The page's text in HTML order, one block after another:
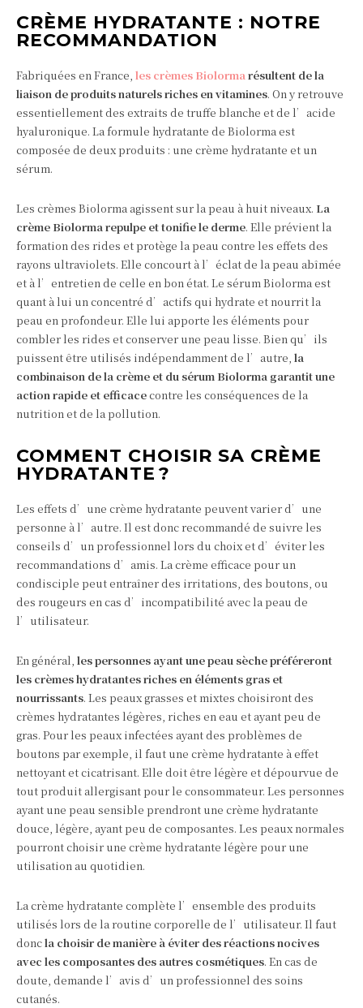
CRÈME HYDRATANTE : NOTRE
RECOMMANDATION
Fabriquées en France, les crèmes Biolormarésultent de la
liaison de produits naturels riches en vitamines. On y retrouve
essentiellement des extraits de truffe blanche et de l’acide
hyaluronique. La formule hydratante de Biolorma est
composée de deux produits : une crème hydratante et un
sérum.
Les crèmes Biolorma agissent sur la peau à huit niveaux. La
crème Biolorma repulpe et tonifie le derme. Elle prévient la
formation des rides et protège la peau contre les effets des
rayons ultraviolets. Elle concourt à l’éclat de la peau abîmée
et à l’entretien de celle en bon état. Le sérum Biolorma est
quant à lui un concentré d’actifs qui hydrate et nourrit la
peau en profondeur. Elle lui apporte les éléments pour
combler les rides et conserver une peau lisse. Bien qu’ils
puissent être utilisés indépendamment de l’autre, la
combinaison de la crème et du sérum Biolorma garantit une
action rapide et efficacecontre les conséquences de la
nutrition et de la pollution.
COMMENT CHOISIR SA CRÈME
HYDRATANTE ?
Les effets d’une crème hydratante peuvent varier d’une
personne à l’autre. Il est donc recommandé de suivre les
conseils d’un professionnel lors du choix et d’éviter les
recommandations d’amis. La crème efficace pour un
condisciple peut entraîner des irritations, des boutons, ou
des rougeurs en cas d’incompatibilité avec la peau de
l’utilisateur.
En général, les personnes ayant une peau sèche préféreront
les crèmes hydratantes riches en éléments gras et
nourrissants. Les peaux grasses et mixtes choisiront des
crèmes hydratantes légères, riches en eau et ayant peu de
gras. Pour les peaux infectées ayant des problèmes de
boutons par exemple, il faut une crème hydratante à effet
nettoyant et cicatrisant. Elle doit être légère et dépourvue de
tout produit allergisant pour le consommateur. Les personnes
ayant une peau sensible prendront une crème hydratante
douce, légère, ayant peu de composantes. Les peaux normales
pourront choisir une crème hydratante légère pour une
utilisation au quotidien.
La crème hydratante complète l’ensemble des produits
utilisés lors de la routine corporelle de l’utilisateur. Il faut
doncla choisir de manière à éviter des réactions nocives
avec les composantes des autres cosmétiques. En cas de
doute, demande l’avis d’un professionnel des soins
cutanés.